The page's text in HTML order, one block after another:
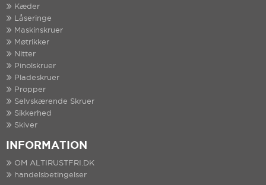
Kæder
Låseringe
Maskinskruer
Møtrikker
Nitter
Pinolskruer
Pladeskruer
Propper
Selvskærende Skruer
Sikkerhed
Skiver
INFORMATION
OM ALTIRUSTFRI.DK
handelsbetingelser